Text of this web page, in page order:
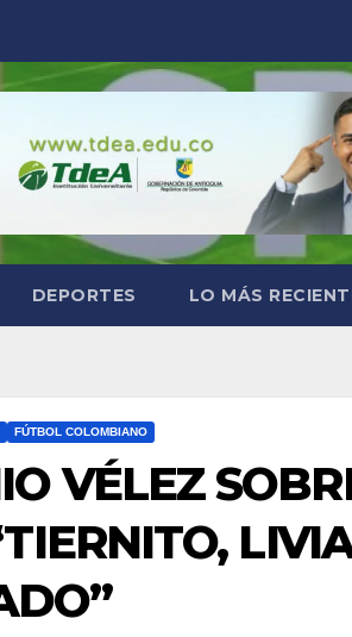
DEPORTES LO MÁS
FÚTBOL COLOMBIANO
VÉLEZ